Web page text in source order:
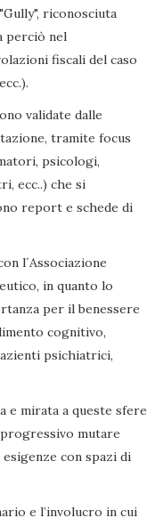
riconosciuta
perciò nel
fiscali del caso
validate dalle
tramite focus
psicologi,
ecc..) che si
report e schede di
l´Associazione
in quanto lo
per il benessere
cognitivo,
psichiatrici,
e mirata a queste sfere
mutare
con spazi di
e l’involucro in cui